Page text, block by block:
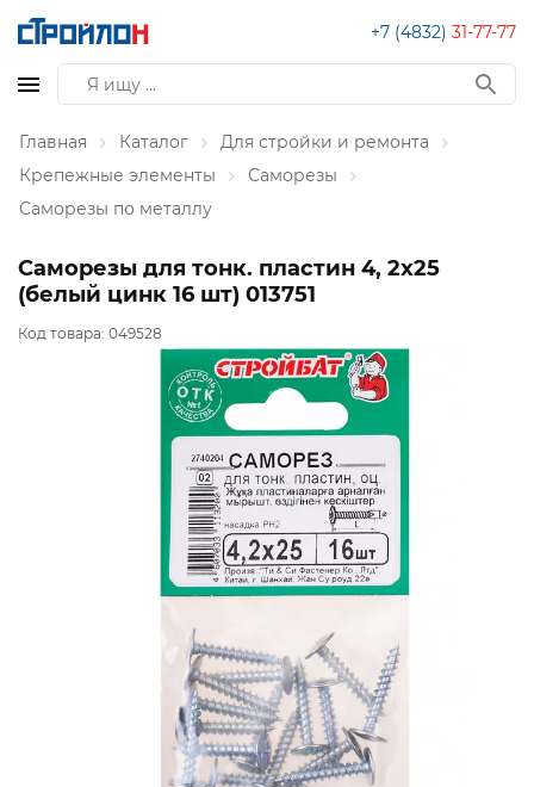
+7 (4832) 31-77-77
Главная Каталог
Для стройки и ремонта
Крепежные элементы
Саморезы
Саморезы по металлу
Саморезы для тонк. пластин 4, 2x25
(белый цинк 16 шт) 013751
Код товара: 049528